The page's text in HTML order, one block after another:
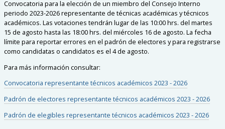
Convocatoria para la elección de un miembro del Consejo Interno
periodo 2023-2026representante detécnicas académicas y técnicos
académicos. Las votaciones tendrán lugar de las 10:00 hrs. delmartes
15 de agosto hasta las 18:00 hrs. delmiércoles 16 de agosto. La fecha
límite para reportar errores en el padrón de electores y para registrarse
como candidatas o candidatos es el4de agosto.
Para más información consultar:
Convocatoria representante técnicos académicos 2023 - 2026
Padrón de electoresrepresentante técnicos académicos 2023 - 2026
Padrón de elegiblesrepresentante técnicos académicos 2023 - 2026